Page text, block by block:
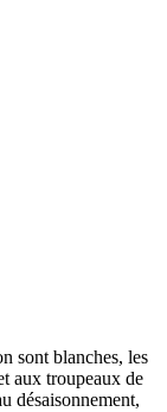
sont blanches, les
aux troupeaux de
désaisonnement,